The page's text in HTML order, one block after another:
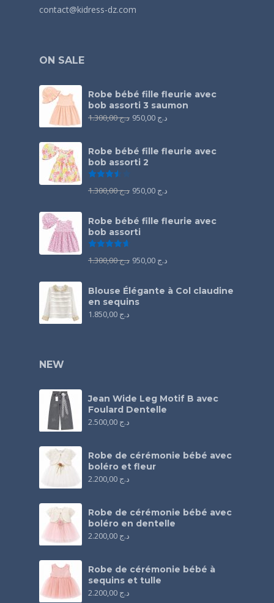
contact@kidress-dz.com
ON SALE
Robe bébé fille fleurie avec
bob assorti 3 saumon
د.ج1.300,00 د.ج
Robe bébé fille fleurie avec
bob assorti 2
د.ج1.300,00 د.ج
Robe bébé fille fleurie avec
bob assorti
د.ج1.300,00 د.ج
Blouse Élégante à Col claudine
en sequins
د.ج
NEW
Jean Wide Leg Motif B avec
Foulard Dentelle
د.ج
Robe de cérémonie bébé avec
boléro et fleur
د.ج
Robe de cérémonie bébé avec
boléro en dentelle
د.ج
Robe de cérémonie bébé à
sequins et tulle
د.ج